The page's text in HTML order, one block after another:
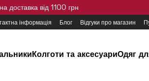
доставка від 1100 грн
інформація Блог Відгуки про магазин
Колготи та аксесуариОдяг